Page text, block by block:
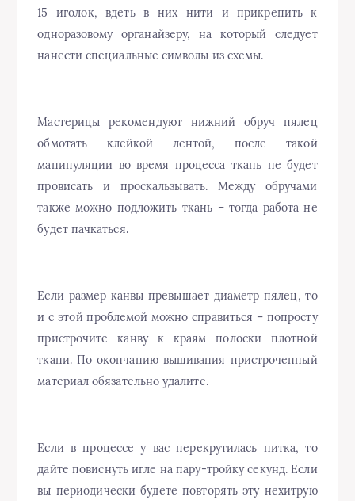
15 иголок, вдеть в них нити и прикрепить к
одноразовому органайзеру, на который следует
нанести специальные символы из схемы.
Мастерицы рекомендуют нижний обруч пялец
обмотать клейкой лентой, после такой
манипуляции во время процесса ткань не будет
провисать и проскальзывать. Между обручами
также можно подложить ткань – тогда работа не
будет пачкаться.
Если размер канвы превышает диаметр пялец, то
и с этой проблемой можно справиться – попросту
пристрочите канву к краям полоски плотной
ткани. По окончанию вышивания пристроченный
материал обязательно удалите.
Если в процессе у вас перекрутилась нитка, то
дайте повиснуть игле на пару-тройку секунд. Если
вы периодически будете повторять эту нехитрую